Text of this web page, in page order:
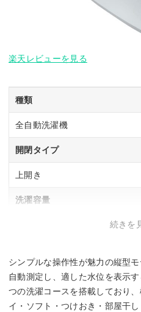
楽天レビューを見る
種類
全自動洗濯機
開閉タイプ
上開き
洗濯容量
ー
騒音レベル(洗濯時/脱水時/乾燥
続きを
シンプルな操作性が魅力の縦型
自動測定し、適した水位を表示
つの洗濯コースを搭載しており
イ・ソフト・つけおき・部屋干